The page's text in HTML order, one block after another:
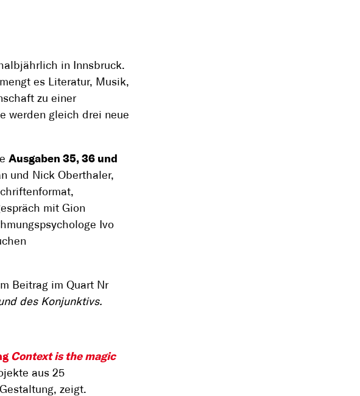
in Innsbruck.
es Literatur, Musik,
zu einer
werden gleich drei neue
Ausgaben 35, 36 und
und Nick Oberthaler,
mit Gion
Ivo
Beitrag im Quart Nr
des Konjunktivs.
Context is the magic
aus 25
zeigt.